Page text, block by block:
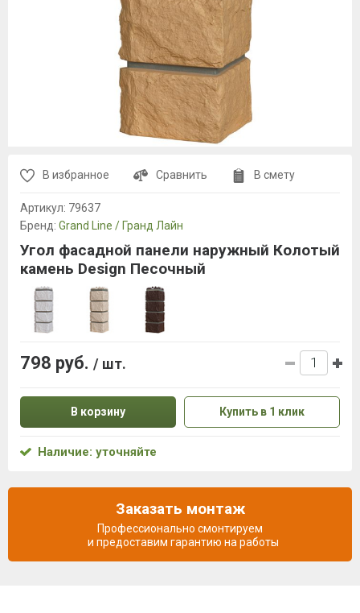
В избранное Сравнить В смету
Артикул: 79637
Бренд: Grand Line / Гранд Лайн
Угол фасадной панели наружный Колотый
камень Design Песочный
798 руб. / шт.
В корзину Купить в 1 клик
Наличие: уточняйте
Заказать монтаж
Профессионально смонтируем
и предоставим гарантию на работы